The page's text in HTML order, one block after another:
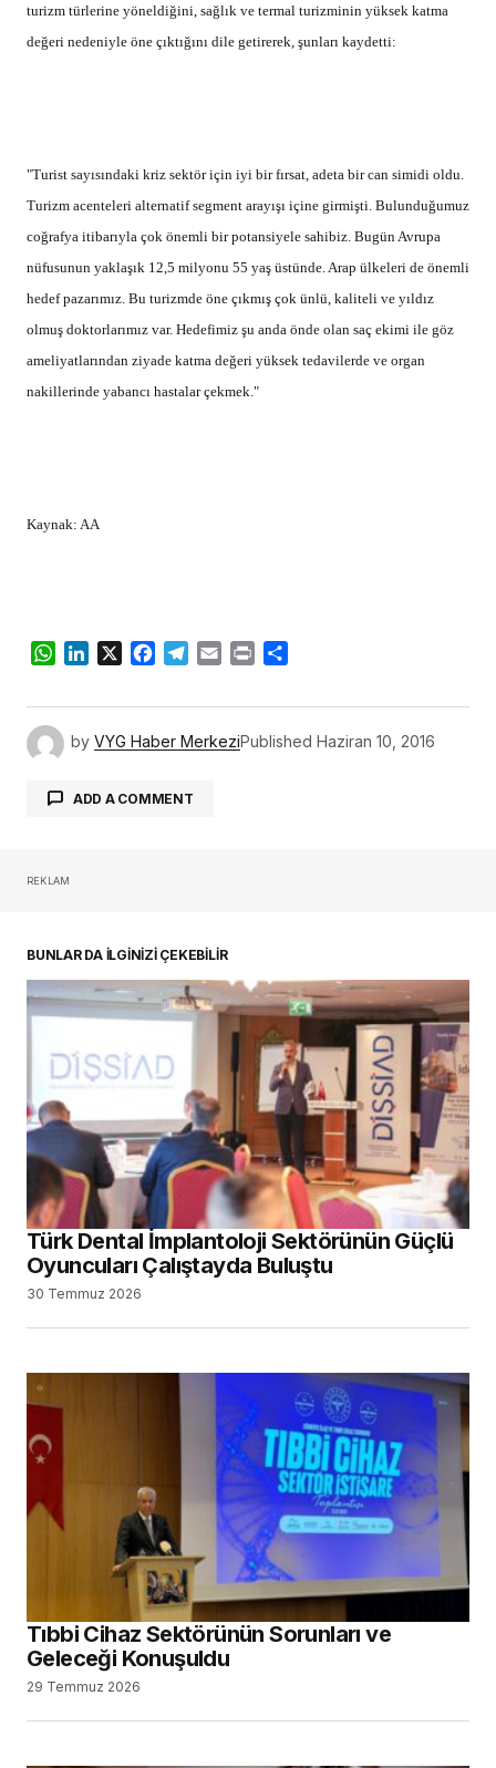
turizm türlerine yöneldiğini, sağlık ve termal turizminin yüksek katma
değeri nedeniyle öne çıktığını dile getirerek, şunları kaydetti:
"Turist sayısındaki kriz sektör için iyi bir fırsat, adeta bir can simidi oldu.
Turizm acenteleri alternatif segment arayışı içine girmişti. Bulunduğumuz
coğrafya itibarıyla çok önemli bir potansiyele sahibiz. Bugün Avrupa
nüfusunun yaklaşık 12,5 milyonu 55 yaş üstünde. Arap ülkeleri de önemli
hedef pazarımız. Bu turizmde öne çıkmış çok ünlü, kaliteli ve yıldız
olmuş doktorlarımız var. Hedefimiz şu anda önde olan saç ekimi ile göz
ameliyatlarından ziyade katma değeri yüksek tedavilerde ve organ
nakillerinde yabancı hastalar çekmek."
Kaynak: AA
WhatsApp
LinkedIn
X Facebook
Telegram
Email Print
by VYG Haber MerkeziPublished Haziran 10, 2016
ADD A COMMENT
REKLAM
BUNLAR DA İLGİNİZİ ÇEKEBİLİR
Türk Dental İmplantoloji Sektörünün Güçlü
Oyuncuları Çalıştayda Buluştu
30 Temmuz 2026
Tıbbi Cihaz Sektörünün Sorunları ve
Geleceği Konuşuldu
29 Temmuz 2026